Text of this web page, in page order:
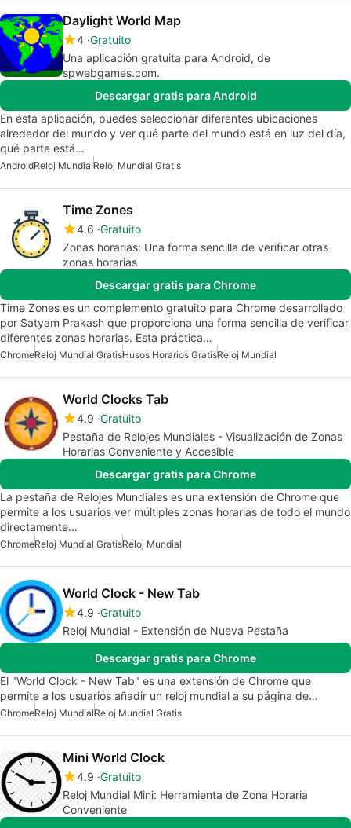
Daylight World Map
4 Gratuito
Una aplicación gratuita para Android, de
spwebgames.com.
Descargar gratis para Android
En esta aplicación, puedes seleccionar diferentes ubicaciones
alrededor del mundo y ver qué parte del mundo está en luz del día,
qué parte está…
AndroidReloj MundialReloj Mundial Gratis
Time Zones
4.6 Gratuito
Zonas horarias: Una forma sencilla de verificar otras
zonas horarias
Descargar gratis para Chrome
Time Zones es un complemento gratuito para Chrome desarrollado
por Satyam Prakash que proporciona una forma sencilla de verificar
diferentes zonas horarias. Esta práctica…
ChromeReloj Mundial GratisHusos Horarios GratisReloj Mundial
World Clocks Tab
4.9 Gratuito
Pestaña de Relojes Mundiales - Visualización de Zonas
Horarias Conveniente y Accesible
Descargar gratis para Chrome
La pestaña de Relojes Mundiales es una extensión de Chrome que
permite a los usuarios ver múltiples zonas horarias de todo el mundo
directamente…
ChromeReloj Mundial GratisReloj Mundial
World Clock - New Tab
4.9 Gratuito
Reloj Mundial - Extensión de Nueva Pestaña
Descargar gratis para Chrome
El "World Clock - New Tab" es una extensión de Chrome que
permite a los usuarios añadir un reloj mundial a su página de…
ChromeReloj MundialReloj Mundial Gratis
Mini World Clock
4.9 Gratuito
Reloj Mundial Mini: Herramienta de Zona Horaria
Conveniente